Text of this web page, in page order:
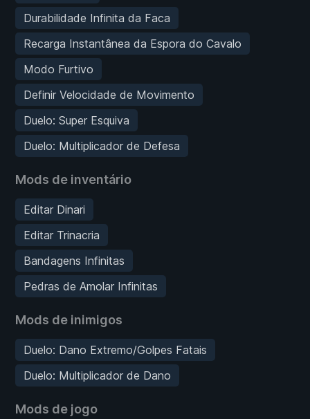
Durabilidade Infinita da Faca
Recarga Instantânea da Espora do Cavalo
Modo Furtivo
Definir Velocidade de Movimento
Duelo: Super Esquiva
Duelo: Multiplicador de Defesa
Mods de inventário
Editar Dinari
Editar Trinacria
Bandagens Infinitas
Pedras de Amolar Infinitas
Mods de inimigos
Duelo: Dano Extremo/Golpes Fatais
Duelo: Multiplicador de Dano
Mods de jogo